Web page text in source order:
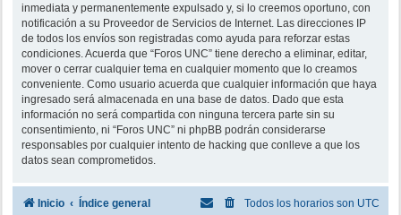
inmediata y permanentemente expulsado y, si lo creemos oportuno, con
notificación a su Proveedor de Servicios de Internet. Las direcciones IP
de todos los envíos son registradas como ayuda para reforzar estas
condiciones. Acuerda que “Foros UNC” tiene derecho a eliminar, editar,
mover o cerrar cualquier tema en cualquier momento que lo creamos
conveniente. Como usuario acuerda que cualquier información que haya
ingresado será almacenada en una base de datos. Dado que esta
información no será compartida con ninguna tercera parte sin su
consentimiento, ni “Foros UNC” ni phpBB podrán considerarse
responsables por cualquier intento de hacking que conlleve a que los
datos sean comprometidos.
Inicio Índice general Todos los horarios son UTC